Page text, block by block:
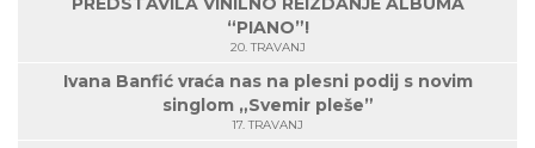
“PIANO”!
20. TRAVANJ
Ivana Banfić vraća nas na plesni podij s novim
singlom „Svemir pleše”
17. TRAVANJ